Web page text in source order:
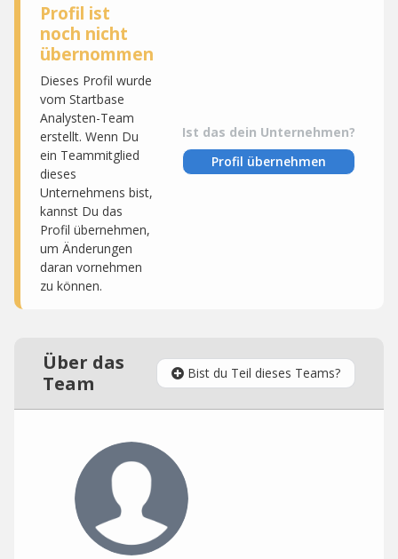
Profil ist
noch nicht
übernommen
Dieses Profil wurde
vom Startbase
Analysten-Team
erstellt. Wenn Du
ein Teammitglied
dieses
Unternehmens bist,
kannst Du das
Profil übernehmen,
um Änderungen
daran vornehmen
zu können.
Ist das dein Unternehmen?
Profil übernehmen
Über das
Team
Bist du Teil dieses Teams?